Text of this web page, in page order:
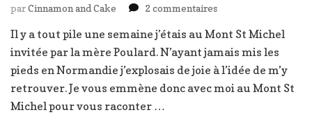
parCinnamon and Cake 2 commentairessur
de
folie
au
St
Il y a tout pile une semaine j’étais au Mont St Michel
invitée par la mère Poulard. N’ayant jamais mis les
pieds en Normandie j’explosais de joie à l’idée de m’y
retrouver. Je vous emmène donc avec moi au Mont St
Michel pour vous raconter …